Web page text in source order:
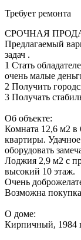
Требует ремонта
СРОЧНАЯ
Предлагаемый
задач .
1 Стать
очень малые
2 Получить
3 Получать
Об объекте:
Комната 12,6 м2 в
квартиры.
оборудовать
Лоджия 2,9 м2 с
высокий 10 этаж.
Очень
Возможна
О доме:
Кирпичный, 1984